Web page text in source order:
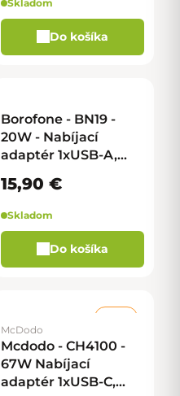
Skladom
Do košíka
Borofone - BN19 -
20W - Nabíjací
adaptér 1xUSB-A,
15,90 €
Skladom
Do košíka
McDodo
Mcdodo - CH4100 -
67W Nabíjací
adaptér 1xUSB-C,